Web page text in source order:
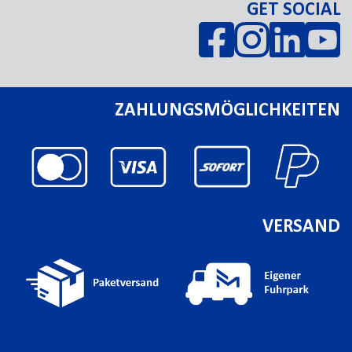
GET SOCIAL
ZAHLUNGSMÖGLICHKEITEN
VERSAND